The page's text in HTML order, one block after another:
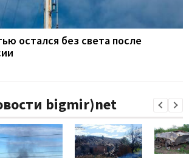
остался без света после
bigmir)net